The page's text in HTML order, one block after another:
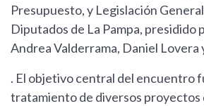
Presupuesto, y Legislación
Diputados de La Pampa, presidido
Andrea Valderrama, Daniel Lovera
. El objetivo central del encuentro
tratamiento de diversos proyectos